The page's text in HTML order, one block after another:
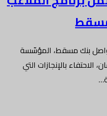
بنك مسقط، المؤسّسة
الاحتفاء بالإنجازات التي